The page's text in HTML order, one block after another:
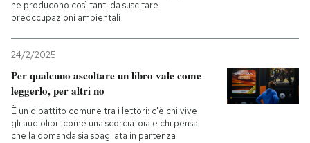
ne producono così tanti da suscitare
preoccupazioni ambientali
24/2/2025
Per qualcuno ascoltare un libro vale come
leggerlo, per altri no
È un dibattito comune tra i lettori: c'è chi vive
gli audiolibri come una scorciatoia e chi pensa
che la domanda sia sbagliata in partenza